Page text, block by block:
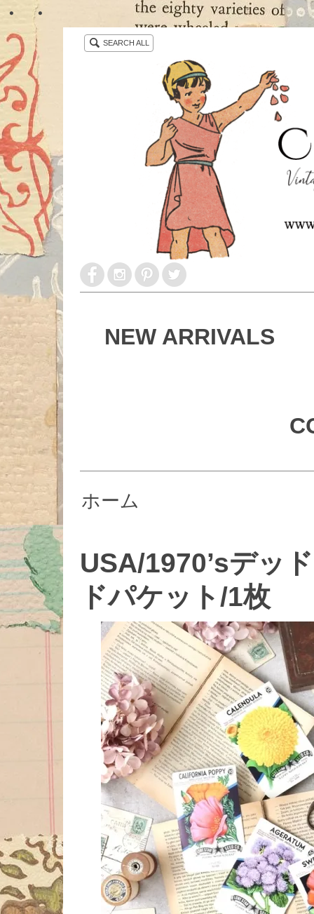
・ ・
SEARCH ALL
NEW ARRIVALS
ホーム
USA/1970’sデッ
ドパケット/1枚